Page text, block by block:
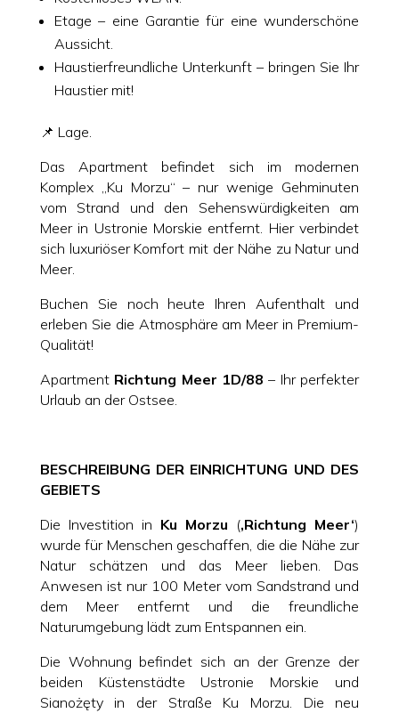
Etage – eine Garantie für eine wunderschöne
Aussicht.
Haustierfreundliche Unterkunft – bringen Sie Ihr
Haustier mit!
📌 Lage.
Das Apartment befindet sich im modernen
Komplex „Ku Morzu“ – nur wenige Gehminuten
vom Strand und den Sehenswürdigkeiten am
Meer in Ustronie Morskie entfernt. Hier verbindet
sich luxuriöser Komfort mit der Nähe zu Natur und
Meer.
Buchen Sie noch heute Ihren Aufenthalt und
erleben Sie die Atmosphäre am Meer in Premium-
Qualität!
Apartment Richtung Meer 1D/88 – Ihr perfekter
Urlaub an der Ostsee.
BESCHREIBUNG DER EINRICHTUNG UND DES
GEBIETS
Die Investition in Ku Morzu (‚Richtung Meer‘)
wurde für Menschen geschaffen, die die Nähe zur
Natur schätzen und das Meer lieben. Das
Anwesen ist nur 100 Meter vom Sandstrand und
dem Meer entfernt und die freundliche
Naturumgebung lädt zum Entspannen ein.
Die Wohnung befindet sich an der Grenze der
beiden Küstenstädte Ustronie Morskie und
Sianożęty in der Straße Ku Morzu. Die neu